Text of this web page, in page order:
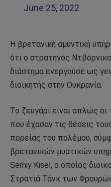
June 25, 2022
Η βρετανική αμυντική
ότι ο στρατηγός
διάστημα ενεργούσε ως
διοικητής στην Ουκρανία.
Το ζευγάρι είναι απλώς οι
που έχασαν τις θέσεις
πορείας του πολέμου,
βρετανικών μυστικών
Serhiy Kisel, ο οποίος
Στρατιά Τάνκ των